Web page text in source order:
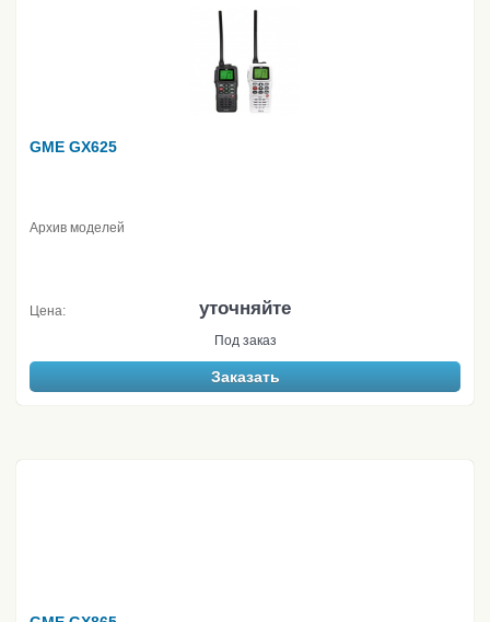
GME GX625
Архив моделей
Цена: уточняйте
Под заказ
Заказать